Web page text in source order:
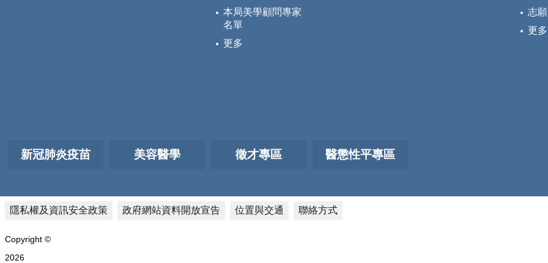
本局美學顧問專家
名單
更多
志
更多
新冠肺炎疫苗 美容醫學 徵才專區 醫懲性平專區
隱私權及資訊安全政策 政府網站資料開放宣告 位置與交通 聯絡方式
Copyright ©
2026